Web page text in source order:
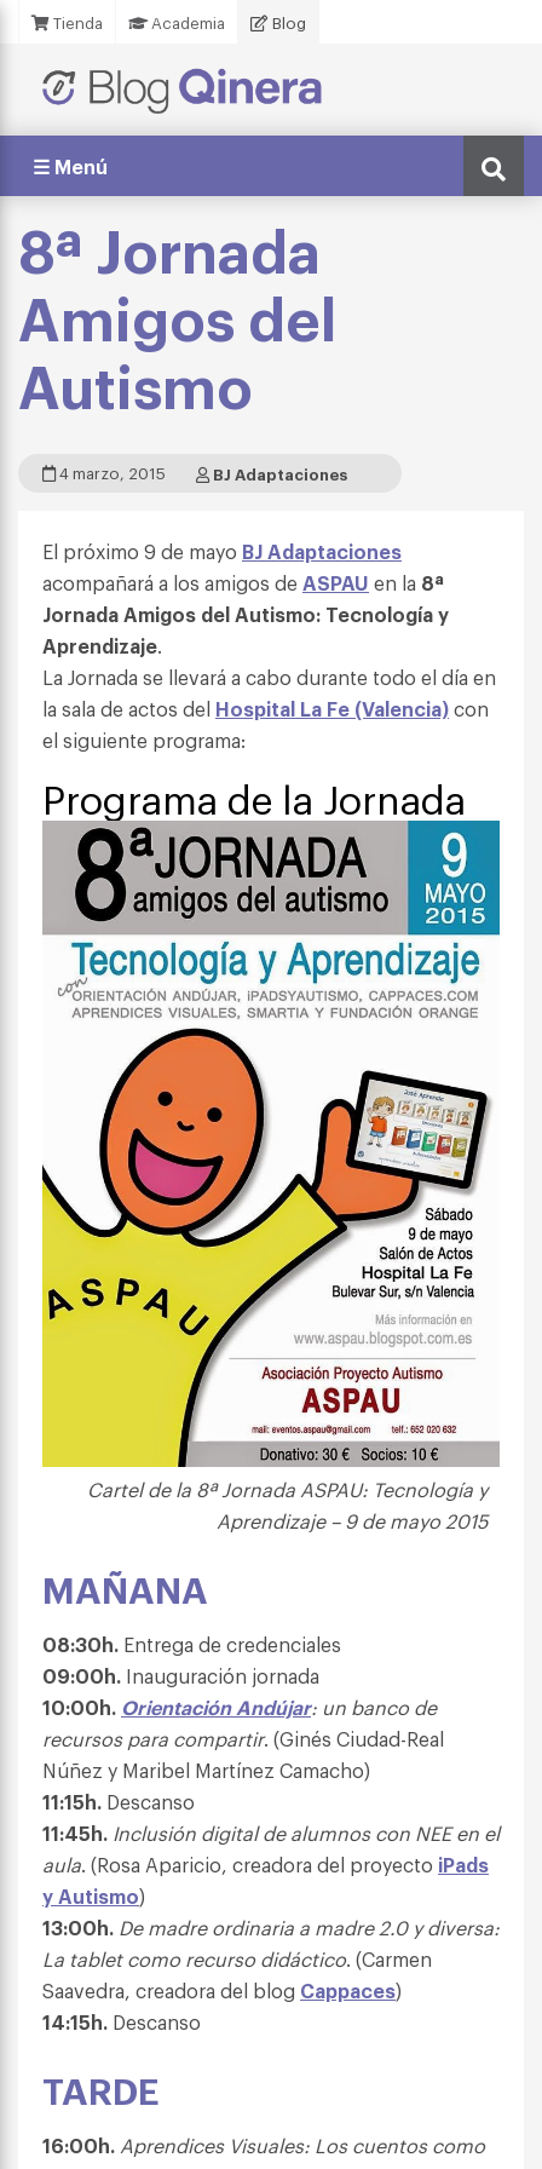
Tienda Academia Blog
☰ Menú
8ª Jornada
Amigos del
Autismo
4 marzo, 2015 BJ Adaptaciones
El próximo 9 de mayo BJ Adaptaciones
acompañará a los amigos de ASPAU en la 8ª
Jornada Amigos del Autismo: Tecnología y
Aprendizaje.
La Jornada se llevará a cabo durante todo el día en
la sala de actos del Hospital La Fe (Valencia)con
el siguiente programa:
Programa de la Jornada
Cartel de la 8ª Jornada ASPAU: Tecnología y
Aprendizaje – 9 de mayo 2015
MAÑANA
08:30h. Entrega de credenciales
09:00h. Inauguración jornada
10:00h. Orientación Andújar: un banco de
recursos para compartir. (Ginés Ciudad-Real
Núñez y Maribel Martínez Camacho)
11:15h. Descanso
11:45h. Inclusión digital de alumnos con NEE en el
aula. (Rosa Aparicio, creadora del proyecto iPads
y Autismo)
13:00h. De madre ordinaria a madre 2.0 y diversa:
La tablet como recurso didáctico. (Carmen
Saavedra, creadora del blog Cappaces)
14:15h. Descanso
TARDE
16:00h.Aprendices Visuales: Los cuentos como